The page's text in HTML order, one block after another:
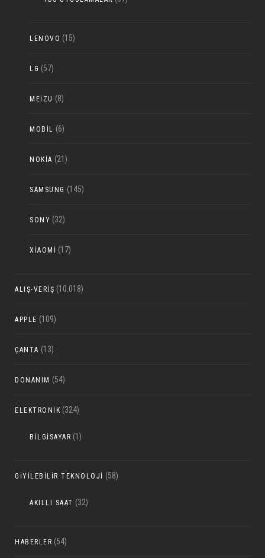
LENOVO (15)
LG (57)
MEIZU (8)
MOBIL (6)
NOKIA (21)
SAMSUNG (145)
SONY (32)
XIAOMI (17)
ALIŞ-VERIŞ (10.018)
APPLE (109)
ÇANTA (13)
DONANIM (54)
ELEKTRONIK (324)
BILGISAYAR (1)
GIYILEBILIR TEKNOLOJI (58)
AKILLI SAAT (32)
HABERLER (54)